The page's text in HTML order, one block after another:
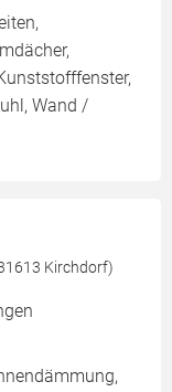
Wand /
Kirchdorf)